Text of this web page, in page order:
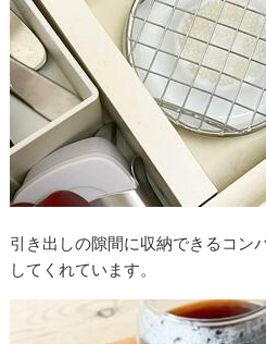
引き出しの隙間に収納できるコン
してくれています。